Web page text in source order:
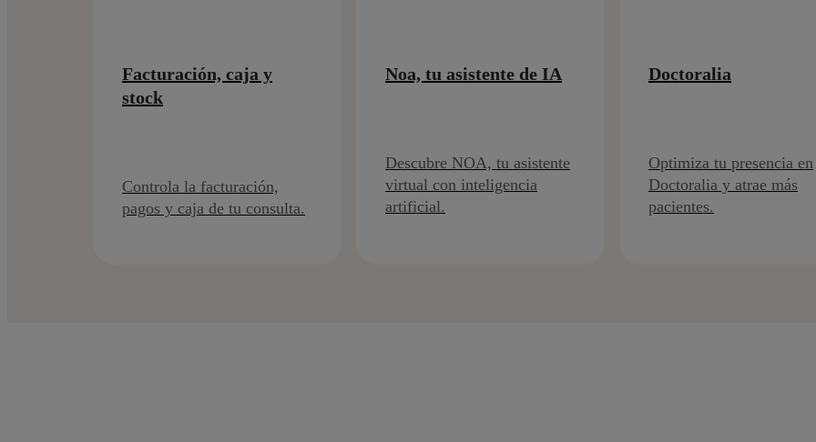
Facturación, caja y
stock
Controla la facturación,
pagos y caja de tu consulta.
Noa, tu asistente de IA
Descubre NOA, tu asistente
virtual con inteligencia
artificial.
Doctoralia
Optimiza tu presencia en
Doctoralia y atrae más
pacientes.